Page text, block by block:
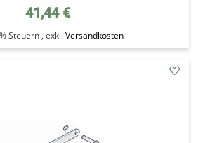
41,44 €
Steuern , exkl.Versandkosten